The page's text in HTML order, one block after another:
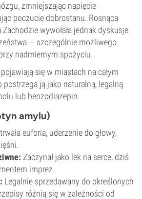
zmniejszając napięcie
poczucie dobrostanu. Rosnąca
wywołała jednak dyskusje
— szczególnie możliwego
nadmiernym spożyciu.
się w miastach na całym
postrzega ją jako naturalną, legalną
lub benzodiazepin.
amylu)
euforia, uderzenie do głowy,
Zaczynał jako lek na serce, dziś
imprez.
Legalnie sprzedawany do określonych
różnią się w zależności od